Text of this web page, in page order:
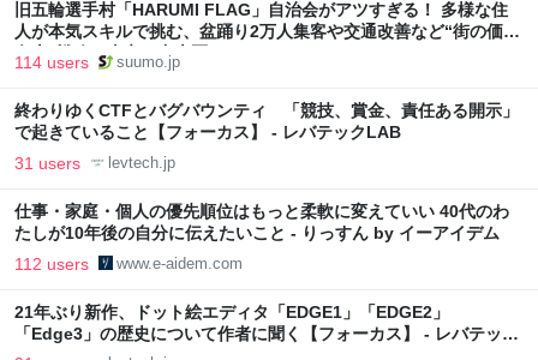
旧五輪選手村「HARUMI FLAG」自治会がアツすぎる！ 多様な住
人が本気スキルで挑む、盆踊り2万人集客や交通改善など“街の価値
向上”戦略 東京・中央区
114 users suumo.jp
終わりゆくCTFとバグバウンティ 「競技、賞金、責任ある開示」
で起きていること【フォーカス】 - レバテックLAB
31 users levtech.jp
仕事・家庭・個人の優先順位はもっと柔軟に変えていい 40代のわ
たしが10年後の自分に伝えたいこと - りっすん by イーアイデム
112 users www.e-aidem.com
21年ぶり新作、ドット絵エディタ「EDGE1」「EDGE2」
「Edge3」の歴史について作者に聞く【フォーカス】 - レバテック
LAB